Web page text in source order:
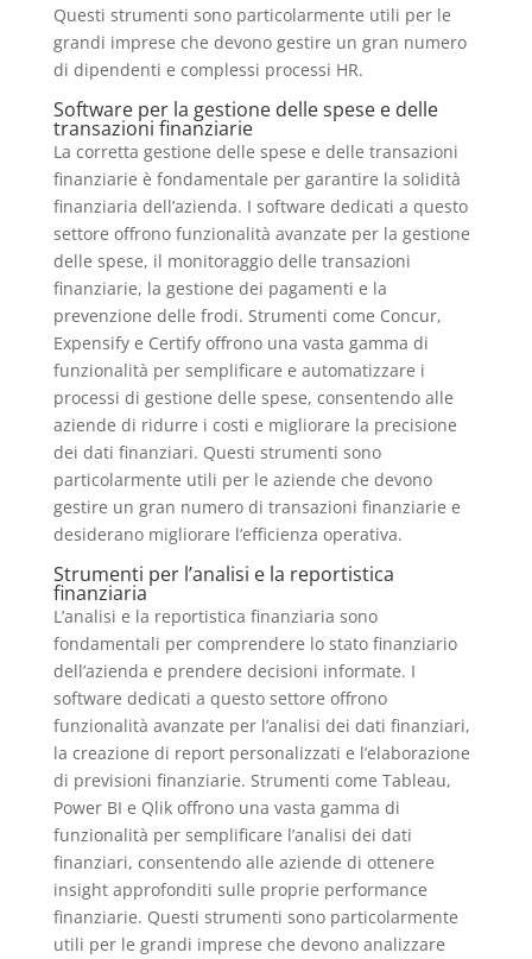
Questi strumenti sono particolarmente utili per le
grandi imprese che devono gestire un gran numero
di dipendenti e complessi processi HR.
Software per la gestione delle spese e delle
transazioni finanziarie
La corretta gestione delle spese e delle transazioni
finanziarie è fondamentale per garantire la solidità
finanziaria dell’azienda. I software dedicati a questo
settore offrono funzionalità avanzate per la gestione
delle spese, il monitoraggio delle transazioni
finanziarie, la gestione dei pagamenti e la
prevenzione delle frodi. Strumenti come Concur,
Expensify e Certify offrono una vasta gamma di
funzionalità per semplificare e automatizzare i
processi di gestione delle spese, consentendo alle
aziende di ridurre i costi e migliorare la precisione
dei dati finanziari. Questi strumenti sono
particolarmente utili per le aziende che devono
gestire un gran numero di transazioni finanziarie e
desiderano migliorare l’efficienza operativa.
Strumenti per l’analisi e la reportistica
finanziaria
L’analisi e la reportistica finanziaria sono
fondamentali per comprendere lo stato finanziario
dell’azienda e prendere decisioni informate. I
software dedicati a questo settore offrono
funzionalità avanzate per l’analisi dei dati finanziari,
la creazione di report personalizzati e l’elaborazione
di previsioni finanziarie. Strumenti come Tableau,
Power BI e Qlik offrono una vasta gamma di
funzionalità per semplificare l’analisi dei dati
finanziari, consentendo alle aziende di ottenere
insight approfonditi sulle proprie performance
finanziarie. Questi strumenti sono particolarmente
utili per le grandi imprese che devono analizzare